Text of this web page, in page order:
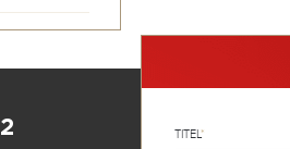
2 TITEL*